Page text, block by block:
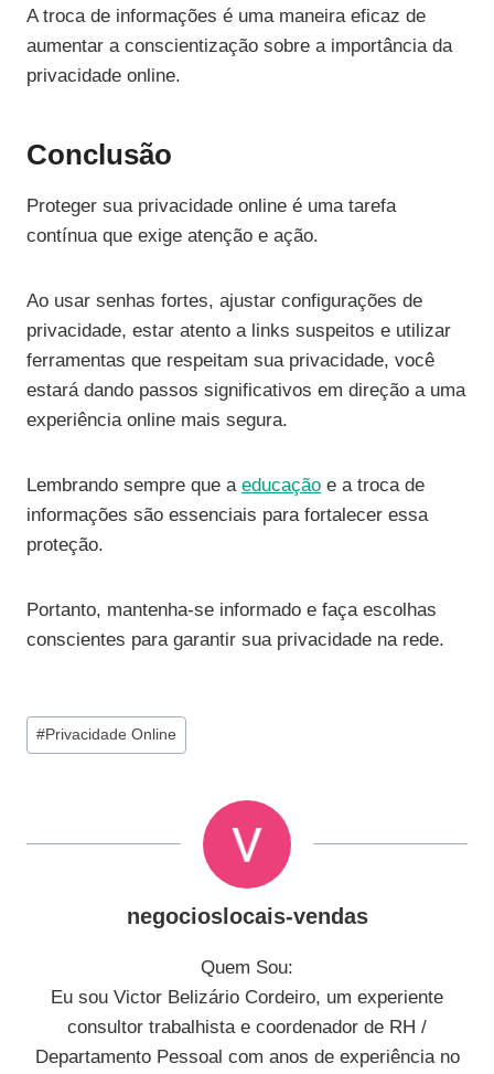
A troca de informações é uma maneira eficaz de
aumentar a conscientização sobre a importância da
privacidade online.
Conclusão
Proteger sua privacidade online é uma tarefa
contínua que exige atenção e ação.
Ao usar senhas fortes, ajustar configurações de
privacidade, estar atento a links suspeitos e utilizar
ferramentas que respeitam sua privacidade, você
estará dando passos significativos em direção a uma
experiência online mais segura.
Lembrando sempre que a educação e a troca de
informações são essenciais para fortalecer essa
proteção.
Portanto, mantenha-se informado e faça escolhas
conscientes para garantir sua privacidade na rede.
Tags
do
#Privacidade Online
negocioslocais-vendas
Quem Sou:
Eu sou Victor Belizário Cordeiro, um experiente
consultor trabalhista e coordenador de RH /
Departamento Pessoal com anos de experiência no